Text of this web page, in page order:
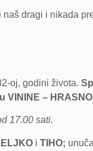
dragi i nikada
oj, godini života.
–
17.00 sati.
i TIHO;